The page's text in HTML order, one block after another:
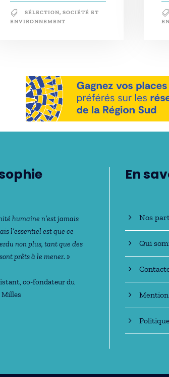
SÉLECTION, SOCIÉTÉ ET
ENVIRONNEMENT
humaine n’est jamais
l’essentiel est que ce
non plus, tant que des
prêts à le mener. »
co-fondateur du
Milles
En
Nos
Qui